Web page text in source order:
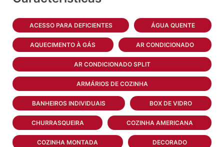
ACESSO PARA DEFICIENTES ÁGUA QUENTE
AQUECIMENTO À GÁS AR CONDICIONADO
AR CONDICIONADO SPLIT
ARMÁRIOS DE COZINHA
BANHEIROS INDIVIDUAIS BOX DE VIDRO
CHURRASQUEIRA COZINHA AMERICANA
COZINHA MONTADA DECORADO